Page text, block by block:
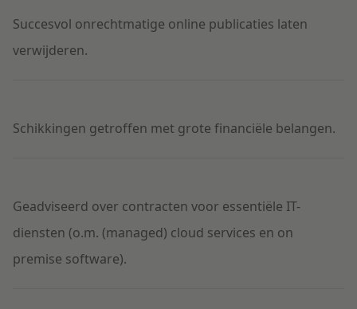
Succesvol onrechtmatige online publicaties laten
verwijderen.
Schikkingen getroffen met grote financiële belangen.
Geadviseerd over contracten voor essentiële IT-
diensten (o.m. (managed) cloud services en on
premise software).